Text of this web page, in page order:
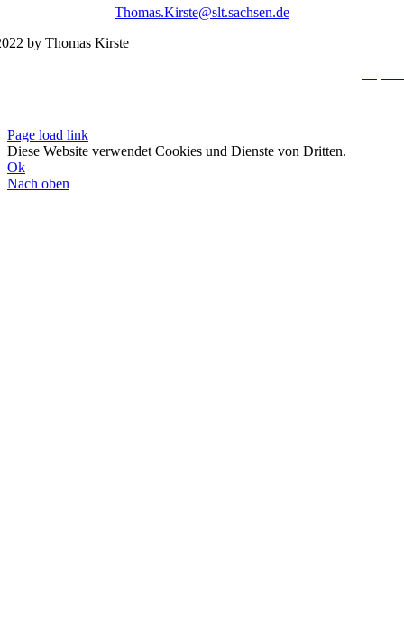
Thomas.Kirste@slt.sachsen.de
by Thomas Kirste
Page load link
Diese Website verwendet Cookies und Dienste von Dritten.
Ok
Nach oben